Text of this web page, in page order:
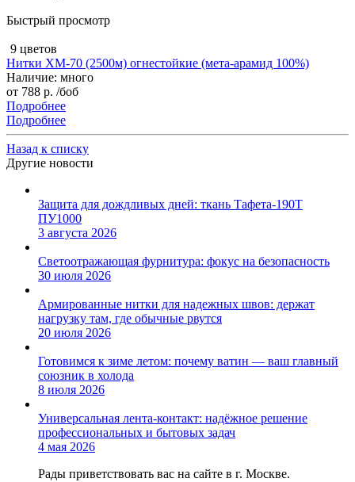
Быстрый просмотр
9 цветов
Нитки XM-70 (2500м) огнестойкие (мета-арамид 100%)
Наличие: много
от 788 р. /боб
Подробнее
Подробнее
Назад к списку
Другие новости
Защита для дождливых дней: ткань Тафета-190Т
ПУ1000
3 августа 2026
Светоотражающая фурнитура: фокус на безопасность
30 июля 2026
Армированные нитки для надежных швов: держат
нагрузку там, где обычные рвутся
20 июля 2026
Готовимся к зиме летом: почему ватин — ваш главный
союзник в холода
8 июля 2026
Универсальная лента-контакт: надёжное решение
профессиональных и бытовых задач
4 мая 2026
Рады приветствовать вас на сайте в г. Москве.